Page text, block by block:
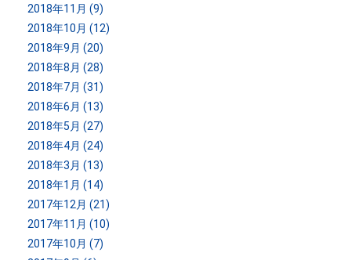
2018年11月 (9)
2018年10月 (12)
2018年9月 (20)
2018年8月 (28)
2018年7月 (31)
2018年6月 (13)
2018年5月 (27)
2018年4月 (24)
2018年3月 (13)
2018年1月 (14)
2017年12月 (21)
2017年11月 (10)
2017年10月 (7)